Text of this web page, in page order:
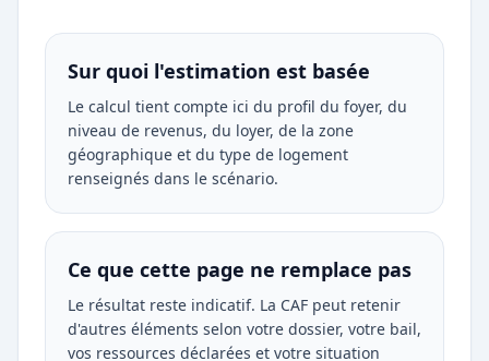
Sur quoi l'estimation est basée
Le calcul tient compte ici du profil du foyer, du
niveau de revenus, du loyer, de la zone
géographique et du type de logement
renseignés dans le scénario.
Ce que cette page ne remplace pas
Le résultat reste indicatif. La CAF peut retenir
d'autres éléments selon votre dossier, votre bail,
vos ressources déclarées et votre situation